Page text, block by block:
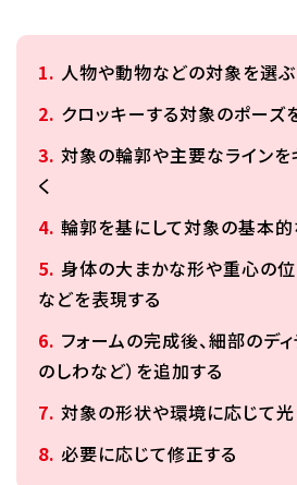
人物や動物などの対象を選ぶ
クロッキーする対象のポーズ
対象の輪郭や主要なラインを
く
輪郭を基にして対象の基本的
身体の大まかな形や重心の位
などを表現する
フォームの完成後、細部のデ
のしわなど）を追加する
対象の形状や環境に応じて
必要に応じて修正する